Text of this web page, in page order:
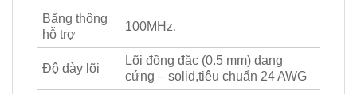
Băng thông
hỗ trợ
100MHz.
Độ dày lõi
Lõi đồng đặc (0.5 mm) dạng
cứng – solid,tiêu chuẩn 24 AWG